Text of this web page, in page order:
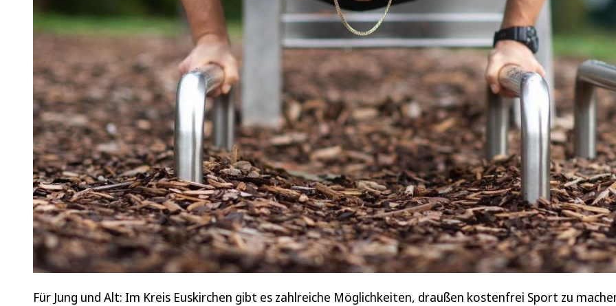
Für Jung und Alt: Im Kreis Euskirchen gibt es zahlreiche Möglichkeiten, draußen kostenfrei Sport zu